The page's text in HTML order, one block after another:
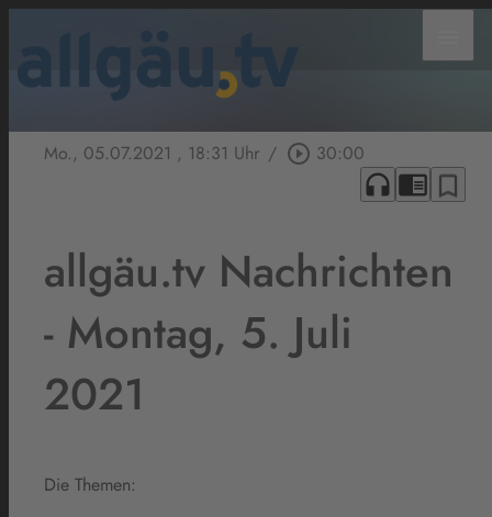
Mo., 05.07.2021 , 18:31 Uhr / play_circle_outline 30:00
headphones chrome_reader_mode bookmark_border
allgäu.tv Nachrichten
- Montag, 5. Juli
2021
Die Themen: